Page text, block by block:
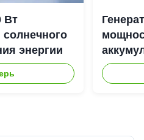
Вт
солнечного
энергии